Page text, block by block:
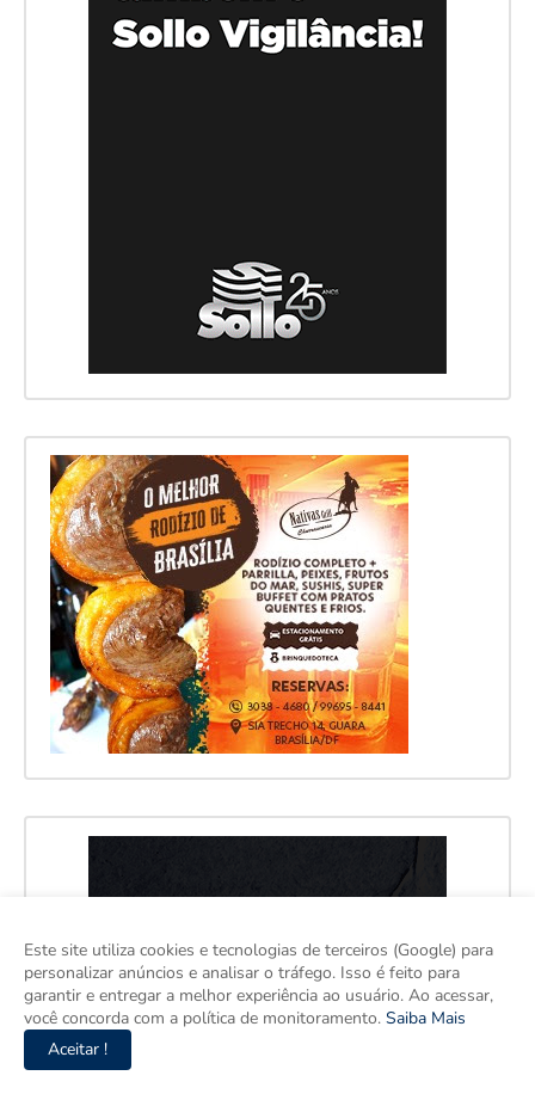
Este site utiliza cookies e tecnologias de terceiros (Google) para
personalizar anúncios e analisar o tráfego. Isso é feito para
garantir e entregar a melhor experiência ao usuário. Ao acessar,
você concorda com a política de monitoramento. Saiba Mais
Aceitar !